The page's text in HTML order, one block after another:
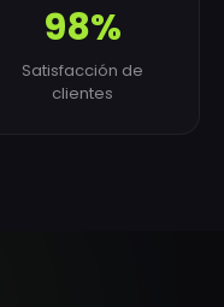
98%
Satisfacción de
clientes